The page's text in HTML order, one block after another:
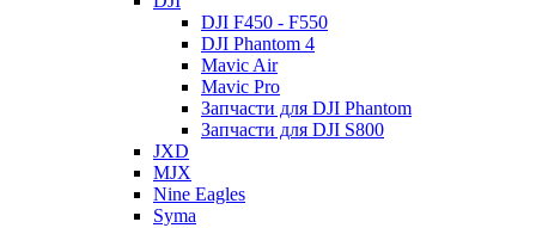
DJI F450 - F550
DJI Phantom 4
Mavic Air
Mavic Pro
Запчасти для DJI Phantom
Запчасти для DJI S800
JXD
MJX
Nine Eagles
Syma